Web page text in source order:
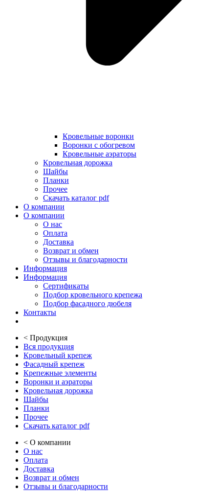
Кровельные воронки
Воронки с обогревом
Кровельные аэраторы
Кровельная дорожка
Шайбы
Планки
Прочее
Скачать каталог pdf
О компании
О компании
О нас
Оплата
Доставка
Возврат и обмен
Отзывы и благодарности
Информация
Информация
Сертификаты
Подбор кровельного крепежа
Подбор фасадного дюбеля
Контакты
< Продукция
Вся продукция
Кровельный крепеж
Фасадный крепеж
Крепежные элементы
Воронки и аэраторы
Кровельная дорожка
Шайбы
Планки
Прочее
Скачать каталог pdf
< О компании
О нас
Оплата
Доставка
Возврат и обмен
Отзывы и благодарности